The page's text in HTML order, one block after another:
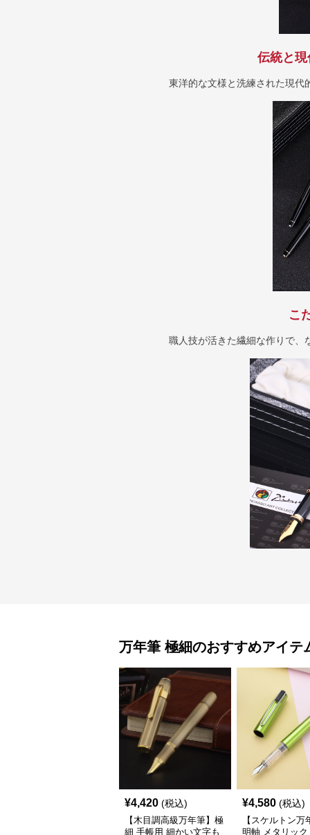
伝統と
東洋的な文様と洗練された現代
こ
職人技が活きた繊細な作りで、
万年筆 極細のおすすめアイテ
¥4,420 (税込)
【木目調高級万年筆】極
細 手帳用 細かい文字も
¥4,580 (税込)
【スケルトン万
明軸 メタリック